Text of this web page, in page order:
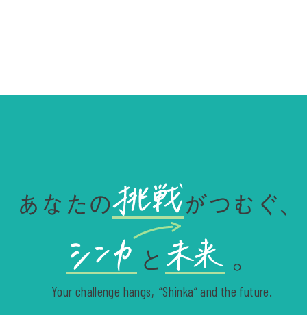
あなたの がつむぐ、
と 。
Your challenge hangs, “Shinka“ and the future.